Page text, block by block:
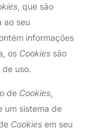
, que são
ao seu
informações
os Cookies são
uso.
de Cookies
um sistema de
Cookiesem seu